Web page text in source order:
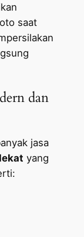
saat
dan
jasa
yang